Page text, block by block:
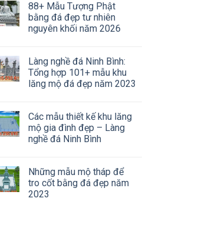
88+ Mẫu Tượng Phật
bằng đá đẹp tư nhiên
nguyên khối năm 2026
Làng nghề đá Ninh Bình:
Tổng hợp 101+ mẫu khu
lăng mộ đá đẹp năm 2023
Các mẫu thiết kế khu lăng
mộ gia đình đẹp – Làng
nghề đá Ninh Bình
Những mẫu mộ tháp để
tro cốt bằng đá đẹp năm
2023